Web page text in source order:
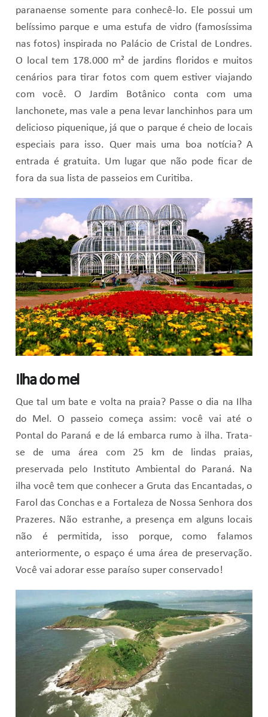
paranaense somente para conhecê-lo. Ele possui um
belíssimo parque e uma estufa de vidro (famosíssima
nas fotos) inspirada no Palácio de Cristal de Londres.
O local tem 178.000 m² de jardins floridos e muitos
cenários para tirar fotos com quem estiver viajando
com você. O Jardim Botânico conta com uma
lanchonete, mas vale a pena levar lanchinhos para um
delicioso piquenique, já que o parque é cheio de locais
especiais para isso. Quer mais uma boa notícia? A
entrada é gratuita. Um lugar que não pode ficar de
fora da sua lista de passeios em Curitiba.
Ilha do mel
Que tal um bate e volta na praia? Passe o dia na Ilha
do Mel. O passeio começa assim: você vai até o
Pontal do Paraná e de lá embarca rumo à ilha. Trata-
se de uma área com 25 km de lindas praias,
preservada pelo Instituto Ambiental do Paraná. Na
ilha você tem que conhecer a Gruta das Encantadas, o
Farol das Conchas e a Fortaleza de Nossa Senhora dos
Prazeres. Não estranhe, a presença em alguns locais
não é permitida, isso porque, como falamos
anteriormente, o espaço é uma área de preservação.
Você vai adorar esse paraíso super conservado!